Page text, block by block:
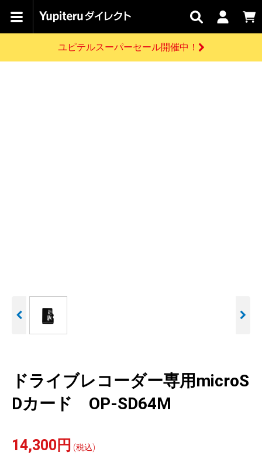
カテゴリで
キャン
ペーン
関連
サービス
お問い
合わせ
はじめての
アウトレット
駐車監視セット
開催中のキャンペーン
お買い物ガイド
ログインする
ユピテルスーパーセール開催中！
ドライブレコーダー専用microS
Dカード OP-SD64M
14,300円 (税込)